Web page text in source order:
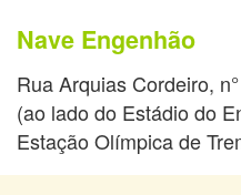
Nave Engenhão
Rua Arquias Cordeiro,
(ao lado do Estádio do
Estação Olímpica de